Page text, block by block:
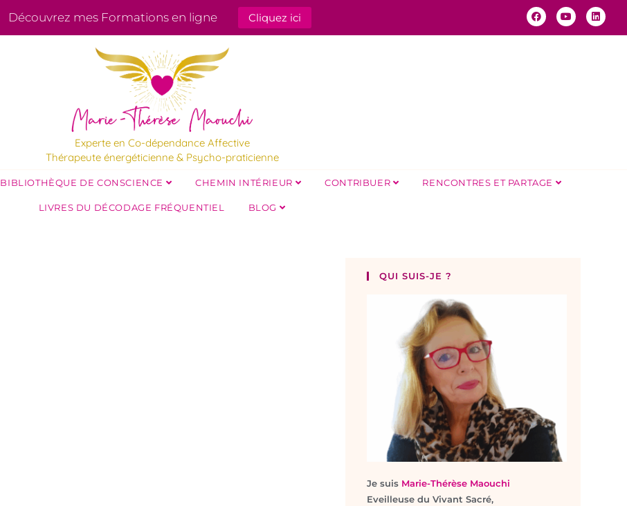
Découvrez mes Formations en ligne Cliquez ici
Experte en Co-dépendance Affective
Thérapeute énergéticienne & Psycho-praticienne
BIBLIOTHÈQUE DE CONSCIENCE CHEMIN INTÉRIEUR CONTRIBUER RENCONTRES ET PARTAGE
LIVRES DU DÉCODAGE FRÉQUENTIEL BLOG
QUI SUIS-JE ?
Je suis Marie-Thérèse Maouchi
Eveilleuse du Vivant Sacré,